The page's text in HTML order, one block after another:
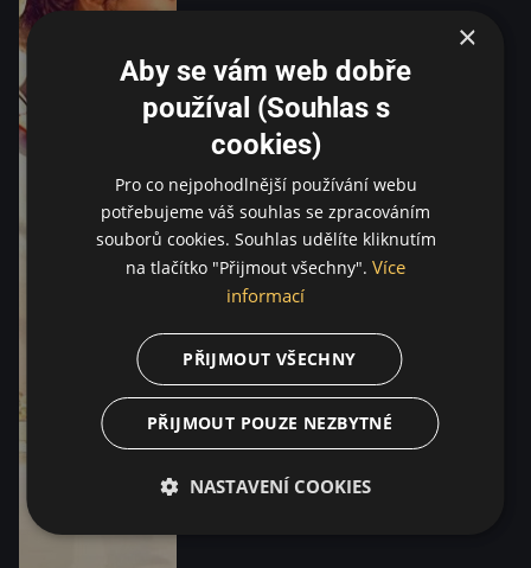
×
Aby se vám web dobře
používal (Souhlas s
cookies)
Pro co nejpohodlnější používání webu
potřebujeme váš souhlas se zpracováním
souborů cookies. Souhlas udělíte kliknutím
na tlačítko "Přijmout všechny". Více
informací
PŘIJMOUT VŠECHNY
PŘIJMOUT POUZE NEZBYTNÉ
NASTAVENÍ COOKIES